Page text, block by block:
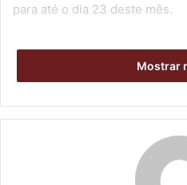
para até o dia 23 deste mês.
Na linha de circulação livre, o
substitui o edital de resultado
inalterados. Com a nova
dos documentos necessários
Para a imprensa: outras
Mostrar